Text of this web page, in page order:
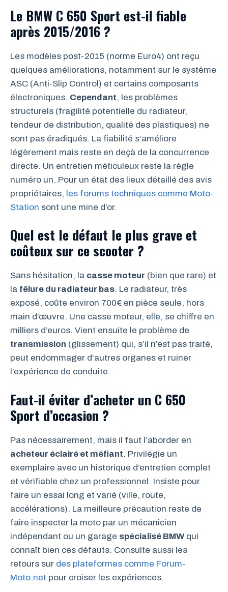
Le BMW C 650 Sport est-il fiable
après 2015/2016 ?
Les modèles post-2015 (norme Euro4) ont reçu
quelques améliorations, notamment sur le système
ASC (Anti-Slip Control) et certains composants
électroniques. Cependant, les problèmes
structurels (fragilité potentielle du radiateur,
tendeur de distribution, qualité des plastiques) ne
sont pas éradiqués. La fiabilité s’améliore
légèrement mais reste en deçà de la concurrence
directe. Un entretien méticuleux reste la règle
numéro un. Pour un état des lieux détaillé des avis
propriétaires, les forums techniques comme Moto-
Station sont une mine d’or.
Quel est le défaut le plus grave et
coûteux sur ce scooter ?
Sans hésitation, la casse moteur (bien que rare) et
la fêlure du radiateur bas. Le radiateur, très
exposé, coûte environ 700€ en pièce seule, hors
main d’œuvre. Une casse moteur, elle, se chiffre en
milliers d’euros. Vient ensuite le problème de
transmission (glissement) qui, s’il n’est pas traité,
peut endommager d’autres organes et ruiner
l’expérience de conduite.
Faut-il éviter d’acheter un C 650
Sport d’occasion ?
Pas nécessairement, mais il faut l’aborder en
acheteur éclairé et méfiant. Privilégie un
exemplaire avec un historique d’entretien complet
et vérifiable chez un professionnel. Insiste pour
faire un essai long et varié (ville, route,
accélérations). La meilleure précaution reste de
faire inspecter la moto par un mécanicien
indépendant ou un garage spécialisé BMW qui
connaît bien ces défauts. Consulte aussi les
retours sur des plateformes comme Forum-
Moto.net pour croiser les expériences.